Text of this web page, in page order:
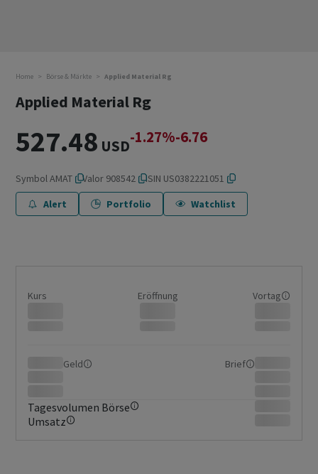
Home Börse & Märkte Applied Material Rg
Applied Material Rg
527.48 USD-1.27%-6.76
SymbolAMAT Valor 908542 ISIN US0382221051
Alert
Portfolio Watchlist
Kurs Eröffnung Vortag
Geld Brief
Tagesvolumen Börse
Umsatz